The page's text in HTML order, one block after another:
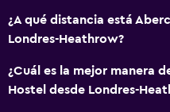
¿A qué distancia está
Londres-Heathrow?
¿Cuál es la mejor manera
Hostel desde Londres-